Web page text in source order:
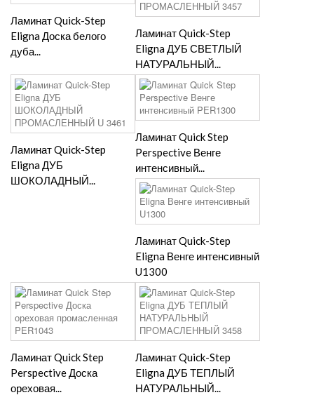
Ламинат Quick-Step
Eligna Доска белого
дуба...
Ламинат Quick-Step
Eligna ДУБ СВЕТЛЫЙ
НАТУРАЛЬНЫЙ...
Ламинат Quick-Step
Eligna ДУБ
ШОКОЛАДНЫЙ...
Ламинат Quick Step
Perspective Венге
интенсивный...
Ламинат Quick-Step
Eligna Венге интенсивный
U1300
Ламинат Quick Step
Perspective Доска
ореховая...
Ламинат Quick-Step
Eligna ДУБ ТЕПЛЫЙ
НАТУРАЛЬНЫЙ...